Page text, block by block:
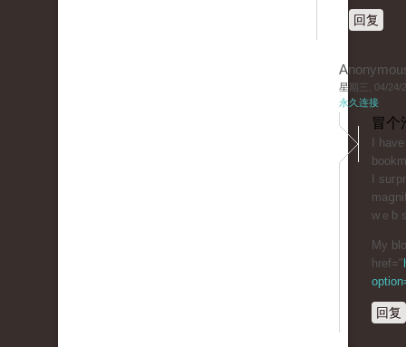
回复
星期三, 04/24/
永久连接
冒个
I
I
wｅb
My
href="
回复